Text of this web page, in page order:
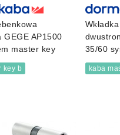
GEGE AP1500
master key
key b
35/60
kaba